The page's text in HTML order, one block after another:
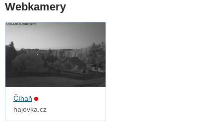
Webkamery
Číhaň
hajovka.cz